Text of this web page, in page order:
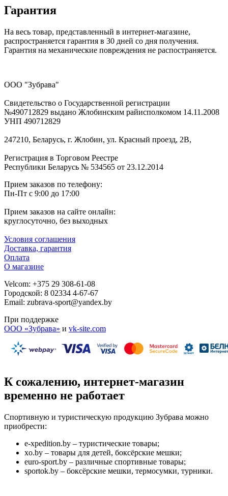
Гарантия
На весь товар, представленный в интернет-магазине,
распространяется гарантия в 30 дней со дня получения.
Гарантия на механические повреждения не распостраняется.
ООО "Зубрава"
Свидетельство о Государственной регистрации
№490712829 выдано Жлобинским райисполкомом 14.11.2008
УНП 490712829
247210, Беларусь, г. Жлобин, ул. Красный проезд, 2В,
Регистрация в Торговом Реестре
Республики Беларусь № 534565 от 23.12.2014
Прием заказов по телефону:
Пн-Пт с 9:00 до 17:00
Прием заказов на сайте онлайн:
круглосуточно, без выходных
Условия соглашения
Доставка, гарантия
Оплата
О магазине
Velcom: +375 29 308-61-08
Городской: 8 02334 4-67-67
Email: zubrava-sport@yandex.by
При поддержке
ООО «Зубрава» и vk-site.com
К сожалению, интернет-магазин
временно не работает
Спортивную и туристическую продукцию Зубрава можно
приобрести:
e-xpedition.by – туристические товары;
xo.by – товары для детей, боксёрские мешки;
euro-sport.by – различные спортивные товары;
sportok.by – боксёрские мешки, термосумки, турники.